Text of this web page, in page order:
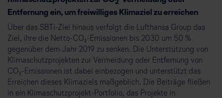
2
Entfernung ein, um freiwilliges Klimaziel zu erreichen
Über das SBTi-Ziel hinaus verfolgt die Lufthansa Group das
Ziel, ihre die Netto-CO₂-Emissionen bis 2030 um 50 %
gegenüber dem Jahr 2019 zu senken. Die Unterstützung von
Klimaschutzprojekten zur Vermeidung oder Entfernung von
CO₂-Emissionen ist dabei einbezogen und unterstützt das
Erreichen dieses Klimaziels maßgeblich. Die Beiträge fließen
in ein Klimaschutzprojekt-Portfolio, das Projekte in